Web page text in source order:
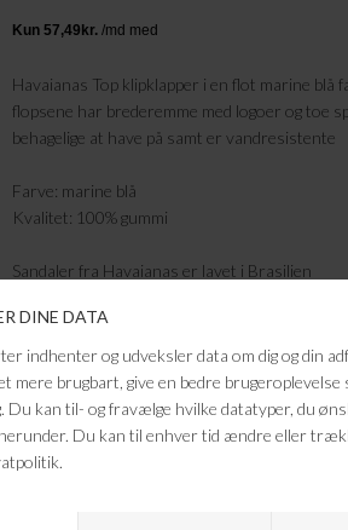
Havaianas Top klipklapper i en flot marine blå
flopsene har brederemme med logoer og toe
behagelige at have på samt er vandresistente
Farve: marine blå
Kvalitet: 100% gummi
Sandaler fra Havaianas er lavet i Brasilien
FRAGTFRI LEVERING
14 DAGES RETURRET
KUNDESERVICE